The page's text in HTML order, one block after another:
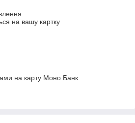
на вашу картку
на карту Моно Банк